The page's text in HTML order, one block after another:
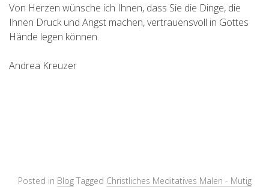
Von Herzen wünsche ich Ihnen, dass Sie die Dinge, die
Ihnen Druck und Angst machen, vertrauensvoll in Gottes
Hände legen können.
Andrea Kreuzer
Posted in Blog Tagged Christliches Meditatives Malen - Mutig